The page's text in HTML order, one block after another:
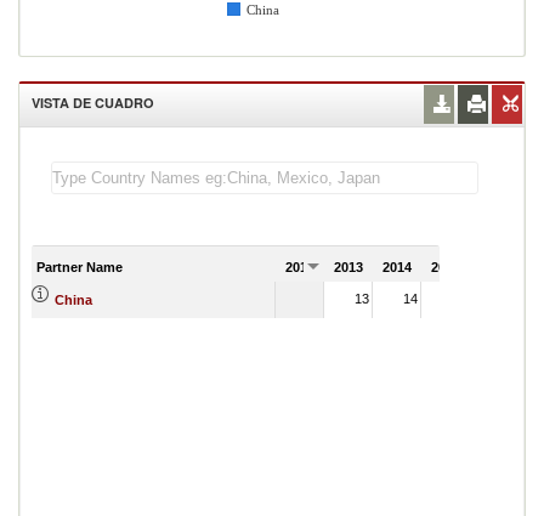
China
VISTA DE CUADRO
Partner Name 2012 2013 2014 2015
China 13 14